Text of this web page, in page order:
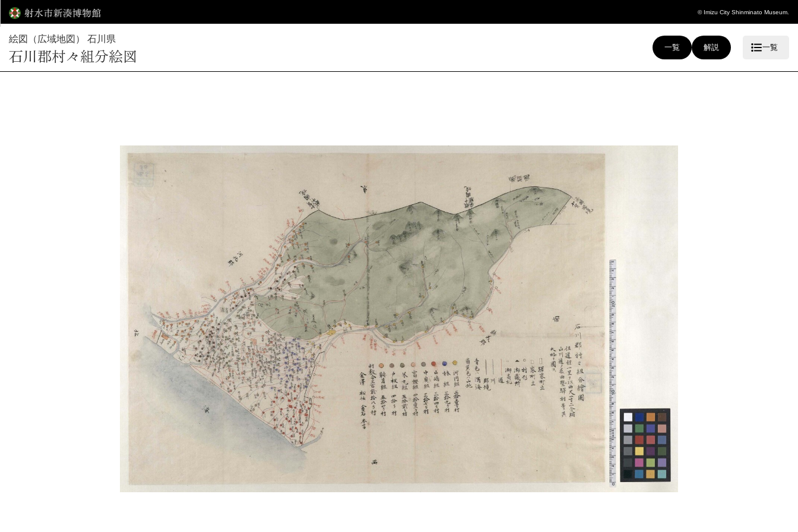
© Imizu City Shinminato Museum.
絵図（広域地図） 石川県
石川郡村々組分絵図 一覧 解説 一覧